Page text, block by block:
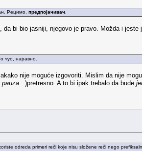
Рецимо, предпојачивач
bi bio jasniji, njegovo je pravo. Možda i
чуо, наравно.
nije moguće izgovoriti. Mislim da nije
...pauza... )pretresno. A to bi ipak trebalo da bude
odreda primeri reči koje nisu složene reči nego